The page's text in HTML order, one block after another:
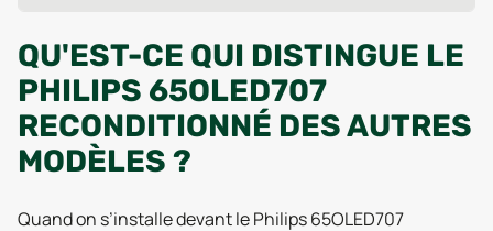
QU'EST-CE QUI DISTINGUE LE
PHILIPS 65OLED707
RECONDITIONNÉ DES AUTRES
MODÈLES ?
Quand on s’installe devant le Philips 65OLED707